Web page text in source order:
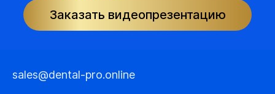
Заказать видеопрезентацию
sales@dental-pro.online